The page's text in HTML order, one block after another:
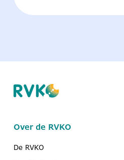
Over de RVKO
De RVKO